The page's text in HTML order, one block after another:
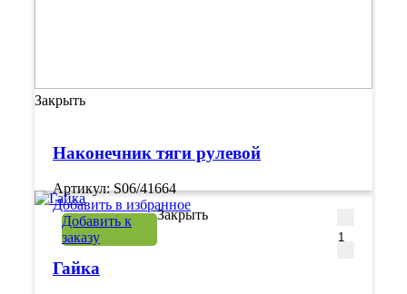
Закрыть
Наконечник тяги рулевой
Артикул: S06/41664
Добавить в избранное
Добавить к
заказу
Закрыть
Гайка